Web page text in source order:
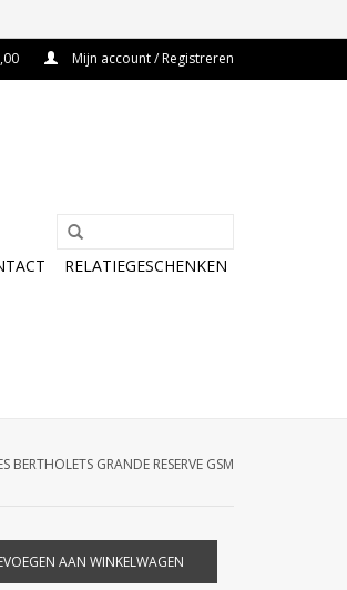
Mijn account / Registreren
RELATIEGESCHENKEN
BERTHOLETS GRANDE RESERVE GSM
AAN WINKELWAGEN